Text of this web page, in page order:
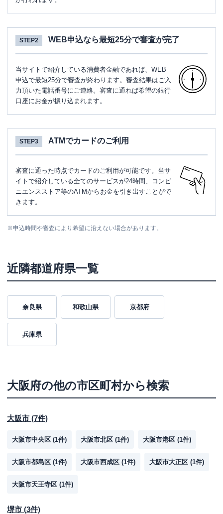
STEP2 WEB申込なら最短25分で審査が完了
当サイトで紹介している消費者金融であれば、WEB
申込で最短25分で審査が終わります。審査結果はご入
力頂いた電話番号にご連絡。審査に通れば希望の銀行
口座にお金が振り込まれます。
STEP3 ATMでカードのご利用
審査に通った時点でカードのご利用が可能です。当サ
イトで紹介している全てのサービスが24時間、コンビ
ニエンスストア等のATMからお金を引き出すことがで
きます。
※申込時間や審査により希望に沿えない場合があります。
近隣都道府県一覧
奈良県 和歌山県 京都府
兵庫県
大阪府の他の市区町村から検索
大阪市 (7件)
大阪市中央区 (1件) 大阪市北区 (1件) 大阪市港区 (1件)
大阪市都島区 (1件) 大阪市西成区 (1件) 大阪市大正区 (1件)
大阪市天王寺区 (1件)
堺市 (3件)